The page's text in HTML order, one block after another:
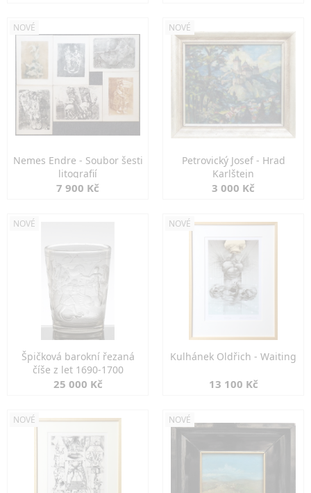
NOVÉ
Nemes Endre - Soubor šesti
litografií
7 900 Kč
NOVÉ
Petrovický Josef - Hrad
Karlštejn
3 000 Kč
NOVÉ
Špičková barokní řezaná
číše z let 1690-1700
25 000 Kč
NOVÉ
Kulhánek Oldřich - Waiting
13 100 Kč
NOVÉ NOVÉ